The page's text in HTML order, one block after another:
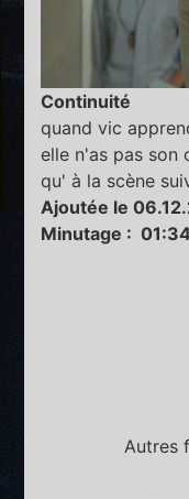
Continuité
quand vic
elle n'as pas son
qu' à la scène
Ajoutée le
Minutage :
Autres